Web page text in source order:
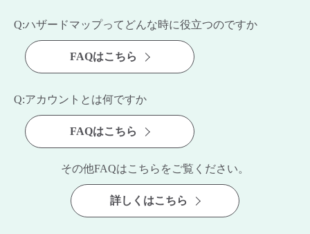
Q:ハザードマップってどんな時に役立つのですか
FAQはこちら
Q:アカウントとは何ですか
FAQはこちら
その他FAQはこちらをご覧ください。
詳しくはこちら